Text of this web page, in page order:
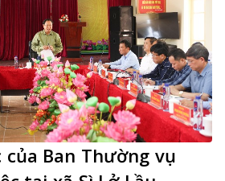
Ban Thường vụ